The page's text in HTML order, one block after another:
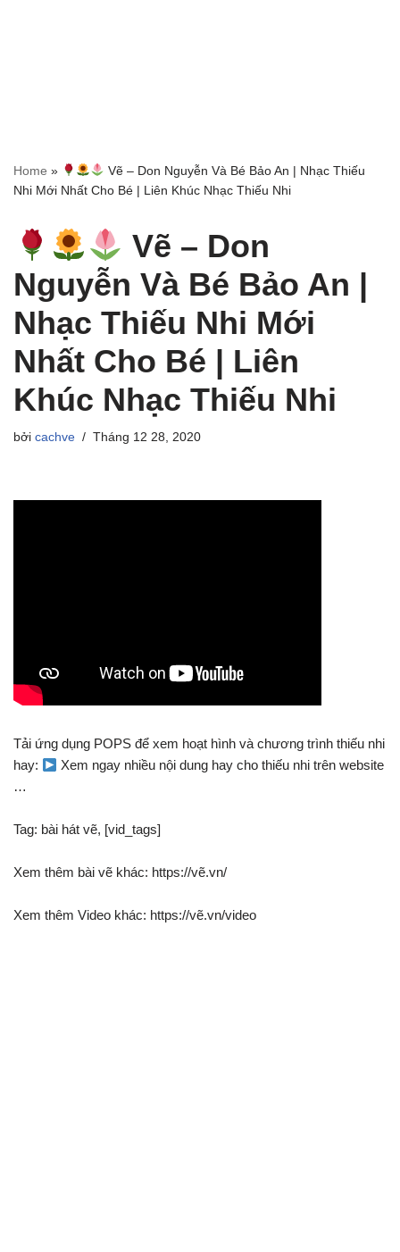
Home »
Vẽ – Don Nguyễn Và Bé Bảo An | Nhạc Thiếu
Nhi Mới Nhất Cho Bé | Liên Khúc Nhạc Thiếu Nhi
Vẽ – Don
Nguyễn Và Bé Bảo An |
Nhạc Thiếu Nhi Mới
Nhất Cho Bé | Liên
Khúc Nhạc Thiếu Nhi
bởi cachve Tháng 12 28, 2020
Tải ứng dụng POPS để xem hoạt hình và chương trình thiếu nhi
hay:
Xem ngay nhiều nội dung hay cho thiếu nhi trên website
…
Tag: bài hát vẽ, [vid_tags]
Xem thêm bài vẽ khác: https://vẽ.vn/
Xem thêm Video khác: https://vẽ.vn/video